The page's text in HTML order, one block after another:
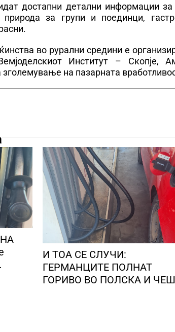
достапни детални информации за
за групи и поединци,
во рурални средини е
Институт – Скопје,
на пазарната
И ТОА СЕ СЛУЧИ:
ГЕРМАНЦИТЕ ПОЛНАТ
ГОРИВО ВО ПОЛСКА И